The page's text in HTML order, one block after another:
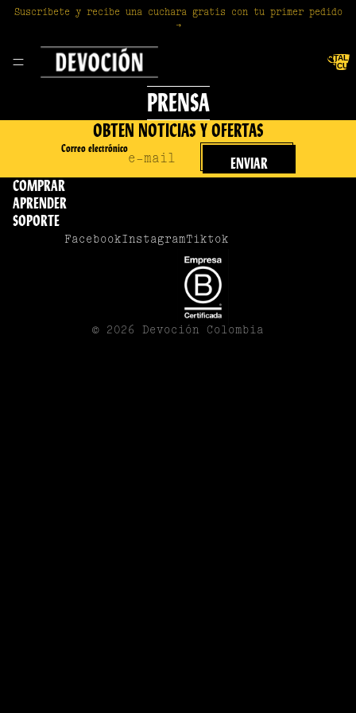
Suscríbete y recibe una cuchara gratis con tu primer pedido
→
TOTAL
PRENSA
OBTEN NOTICIAS Y OFERTAS
Correo electrónico
ENVIAR
COMPRAR
APRENDER
SOPORTE
FacebookInstagramTiktok
© 2026 Devoción Colombia